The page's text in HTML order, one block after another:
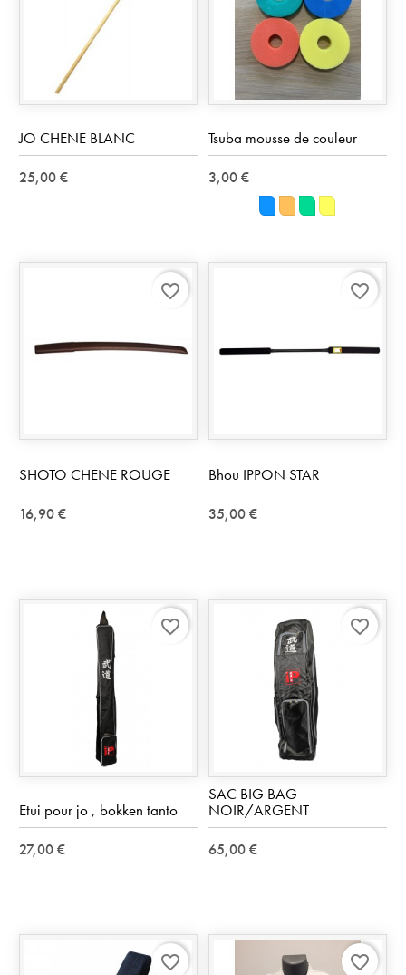
JO CHENE BLANC
25,00 €
Tsuba mousse de couleur
3,00 €
Bleu
Orange
Vert
SHOTO CHENE ROUGE
16,90 €
favorite_border
Bhou IPPON STAR
35,00 €
favorite_border
Etui pour jo , bokken tanto
27,00 €
favorite_border
SAC BIG BAG
NOIR/ARGENT
65,00 €
favorite_border
favorite_border favorite_border